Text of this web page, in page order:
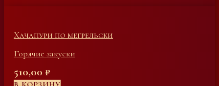
Хачапури по мегрельски
Горячие закуски
510,00 ₽